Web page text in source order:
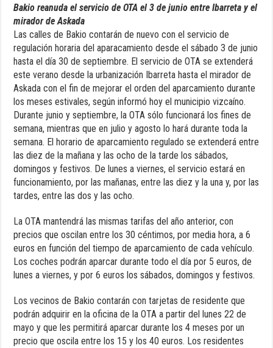
Bakio reanuda el servicio de OTA el 3 de junio entre Ibarreta y el
mirador de Askada
Las calles de Bakio contarán de nuevo con el servicio de
regulación horaria del aparacamiento desde el sábado 3 de junio
hasta el día 30 de septiembre. El servicio de OTA se extenderá
este verano desde la urbanización Ibarreta hasta el mirador de
Askada con el fin de mejorar el orden del aparcamiento durante
los meses estivales, según informó hoy el municipio vizcaíno.
Durante junio y septiembre, la OTA sólo funcionará los fines de
semana, mientras que en julio y agosto lo hará durante toda la
semana. El horario de aparcamiento regulado se extenderá entre
las diez de la mañana y las ocho de la tarde los sábados,
domingos y festivos. De lunes a viernes, el servicio estará en
funcionamiento, por las mañanas, entre las diez y la una y, por las
tardes, entre las dos y las ocho.
La OTA mantendrá las mismas tarifas del año anterior, con
precios que oscilan entre los 30 céntimos, por media hora, a 6
euros en función del tiempo de aparcamiento de cada vehículo.
Los coches podrán aparcar durante todo el día por 5 euros, de
lunes a viernes, y por 6 euros los sábados, domingos y festivos.
Los vecinos de Bakio contarán con tarjetas de residente que
podrán adquirir en la oficina de la OTA a partir del lunes 22 de
mayo y que les permitirá aparcar durante los 4 meses por un
precio que oscila entre los 15 y los 40 euros. Los residentes